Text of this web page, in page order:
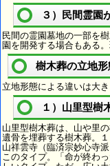
３）民間霊園
民間の霊園墓地の一部を
園を開発する場合もある
樹木葬の立地
立地形態による違いは大
１）山里型樹
山里型樹木葬は、山や里
遺骨を埋葬する樹木葬。
山祥雲寺（臨済宗妙心寺
このタイプ。「命が終わ